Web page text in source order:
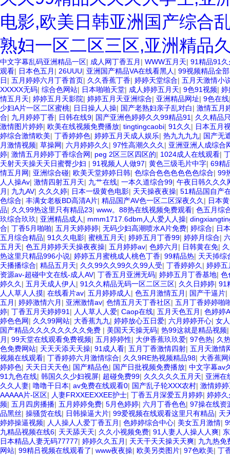
电影,欧美日韩亚洲国产综合
熟妇一区二区三区,亚洲精品
中文字幕乱码亚洲精品一区| 成人网丁香五月 | WWW五月天| 91精品91
观看| 日本色五月 | 26UUU| 亚洲国产精品VA在线看黑人 | 99视频精品全
日| 五月婷婷六月丁香首页| 久久香蕉丁香| 婷婷天堂综合| 五月天激情小
XXXXX无码| 综合色网站| 日本啪啪天堂| 成人婷婷五月天| 9色91视频| 婷
情五月天| 婷婷五月天影院| 婷婷五月天亚洲综合| 亚洲精品网址| 9色在线
少妇A片一区二区蜜桃| 日日操人人操| 国产老熟妇亲子乱对白| 激情五月
合| 九月婷婷丁香| 日韩在线9| 国产亚洲色婷婷久久99精品91 | 久久精品
激情图片婷婷| 欧美在线视频免费播放| tingtingcaobi| 91久久 | 日本五月
婷综合激情欧美| 丁香婷婷色| 婷婷五月天成人娱乐| 热九九九九| 国产无
月激情视频| 草操网| 六月婷婷久久 | 97性高潮久久久 | 亚洲亚洲人成综合
婷| 激情五月婷婷丁香综合网| peg 2区三区四区的| 1024成人在线观看|
天射天天操天天日蜜臀少妇 | 91视频人人做97| 黄色三级毛片中字| 69精
情五月网| 亚洲综合碰| 欧美天堂婷婷日韩| 色综合色色色色色色综合| 99
人人操Av| 激情四射五月天| 九艹在线| 一本久道综合99| 午夜日韩久久久
月 | 九九AV| 久久久婷| 日本一级黄色电影| 天天操夜夜操| 51精品国自产
色综合| 丰满女老板BD高清A片| 精品国产AV色一区二区深夜久久 | 日本
品| 久久99热这里只有精品23| www。88热在线视频免费观看| 色五月综
玖综合玖玖| 亚洲精品成人 | mmm1717.6dbm人人爱人人操|
合| 丁香5月啪啪| 五月天婷婷婷| 无码少妇高潮喷水A片免费| 婷综合| 日
五月综合精品| 91久久电影| 蜜桃五月天| 婷婷五月丁香99| 婷婷月综合|
五月天| 色五月婷婷天天操夜夜操| 五月婷婷av| 色婷六月 | 日韩黄在免|
热这里只精品996小说| 婷婷五月蜜桃成人桃色丁香| 99精品热| 天天揷综
天播播综合| 精品五月天| 久久99久久99久久99人受| 丁香婷婷久 | 婷婷五
资源av-超碰中文在线-成人AV| 丁香五月亚洲无码| 婷婷五月丁香基地| 色
婷久久 | 五月天成人伊人 | 91久久精品无码一区二区三区| 久久日婷婷| 91
人人草人人摸| 在线看片av| 五月婷婷成人 | 色五月激情五月 | 国产干逼片|
五月 | 婷婷激情六月 | 亚洲激情av| 色情五月天丁香社区| 五月丁香婷婷啪
婷| 丁香五月天婷婷91 | 人人草人人爱| Caop在线| 五月天色五月 | 色婷婷
婷色色网| 久久99网站| 大香蕉九九| 婷婷放心五日爱| 六月婷婷开心| 女
国产精品久久久久久久久久免费 | 美国天天操无码| 热99这就是精品视频
月 | 99天堂在线观看免费视频| 五月婷婷性| 大伊香蕉玖玖爱| 97色热| 久
色免费网站| 天天天添天天操| 91成人看| 五月丁香激情四射| 五月天激情
视频在线观看| 丁香婷婷六月激情综合| 久久9RE热视频精品98| 大香蕉
婷婷色| 天天日天天色| 国产精品色| 国产日批视频免费播放| 中文字幕av
91九色在线| 韩国久久少妇视屏| 超碰免费99| 久久久久久五月天| 亚洲在
久久人妻| 噜噜干日本| av免费在线观看0| 国产乱子轮XXX农村| 激情婷
AAAAA片-区区| 人妻FRXXEEXXEE护士| 丁香五月深爱五月婷婷| 婷婷
频| 五月四房播播| 五月婷婷免费| 5月色婷婷| 六月丁香色色| 97操在线资
品黑丝| 操骚货在线| 日韩操逼大片| 99爱视频在线观看这里只有精品| 天
婷婷操逼视频| 人人操人人爱丁香五月 | 色婷婷综合中心| 美女五月激情|
九精品视频在线6| 天天舔天天| 久久小视频免费| 91人妻人人操人人爽|
日本精品人妻无码77777| 婷婷久久五月 | 天天干天天操天天爽| 九九热免
网站| 99精吕视频在线观看了| www夜夜操| 欧美另类图片| 97色欧美| 丁